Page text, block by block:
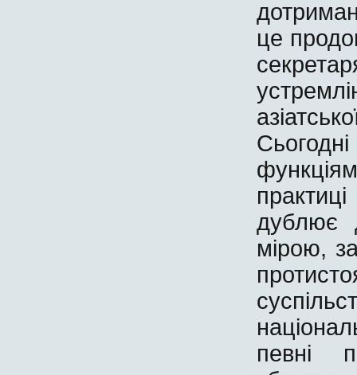
це
дублює
мірою,
певні